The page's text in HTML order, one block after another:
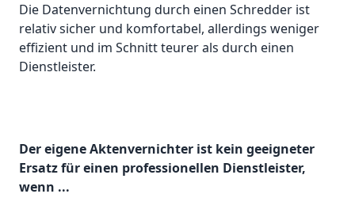
Die Datenvernichtung durch einen Schredder ist
relativ sicher und komfortabel, allerdings weniger
effizient und im Schnitt teurer als durch einen
Dienstleister.
Der eigene Aktenvernichter ist kein geeigneter
Ersatz für einen professionellen Dienstleister,
wenn ...